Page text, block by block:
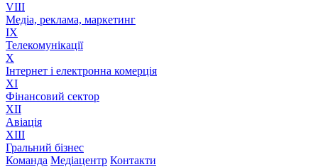
VIII
Медіа, реклама, маркетинг
IX
Телекомунікації
X
Інтернет і електронна комерція
XI
Фінансовий сектор
XII
Авіація
XIII
Гральний бізнес
Команда Медіацентр Контакти